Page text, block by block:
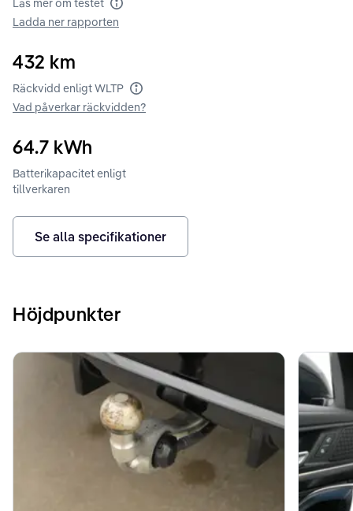
Läs mer om testet Batteritest
Ladda ner rapporten
432 km
Räckvidd enligt WLTP Räckvidd enligt WLTP
Vad påverkar räckvidden?
64.7 kWh
Batterikapacitet enligt
tillverkaren
Se alla specifikationer
Höjdpunkter